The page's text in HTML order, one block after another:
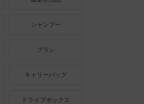
シャンプー
ブラシ
キャリーバッグ
ドライブボックス